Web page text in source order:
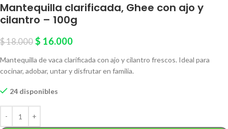
Mantequilla clarificada, Ghee con ajo y
cilantro – 100g
$18.000 $ 16.000
Mantequilla de vaca clarificada con ajo y cilantro frescos. Ideal para
cocinar, adobar, untar y disfrutar en familia.
24 disponibles